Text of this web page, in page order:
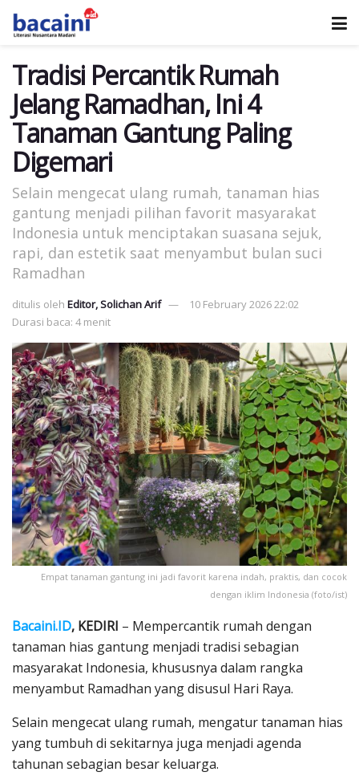
Tradisi Percantik Rumah
Jelang Ramadhan, Ini 4
Tanaman Gantung Paling
Digemari
Selain mengecat ulang rumah, tanaman hias
gantung menjadi pilihan favorit masyarakat
Indonesia untuk menciptakan suasana sejuk,
rapi, dan estetik saat menyambut bulan suci
Ramadhan
ditulis oleh Editor, Solichan Arif
10 February 2026 22:02
Durasi baca: 4 menit
Empat tanaman gantung ini jadi favorit karena indah, praktis, dan cocok
dengan iklim Indonesia (foto/ist)
Bacaini.ID, KEDIRI – Mempercantik rumah dengan
tanaman hias gantung menjadi tradisi sebagian
masyarakat Indonesia, khususnya dalam rangka
menyambut Ramadhan yang disusul Hari Raya.
Selain mengecat ulang rumah, mengatur tanaman hias
yang tumbuh di sekitarnya juga menjadi agenda
tahunan sebagian besar keluarga.